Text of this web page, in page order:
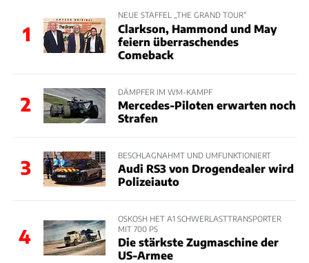
1
NEUE STAFFEL „THE GRAND TOUR“
Clarkson, Hammond und May
feiern überraschendes
Comeback
2
DÄMPFER IM WM-KAMPF
Mercedes-Piloten erwarten noch
Strafen
3
BESCHLAGNAHMT UND UMFUNKTIONIERT
Audi RS3 von Drogendealer wird
Polizeiauto
4
OSKOSH HET A1 SCHWERLASTTRANSPORTER
MIT 700 PS
Die stärkste Zugmaschine der
US-Armee